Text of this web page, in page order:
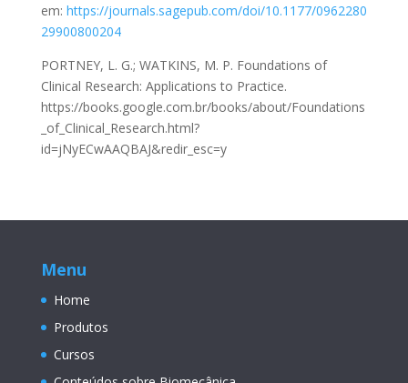
em: https://journals.sagepub.com/doi/10.1177/0962280
29900800204
PORTNEY, L. G.; WATKINS, M. P. Foundations of
Clinical Research: Applications to Practice.
https://books.google.com.br/books/about/Foundations
_of_Clinical_Research.html?
id=jNyECwAAQBAJ&redir_esc=y
Menu
Home
Produtos
Cursos